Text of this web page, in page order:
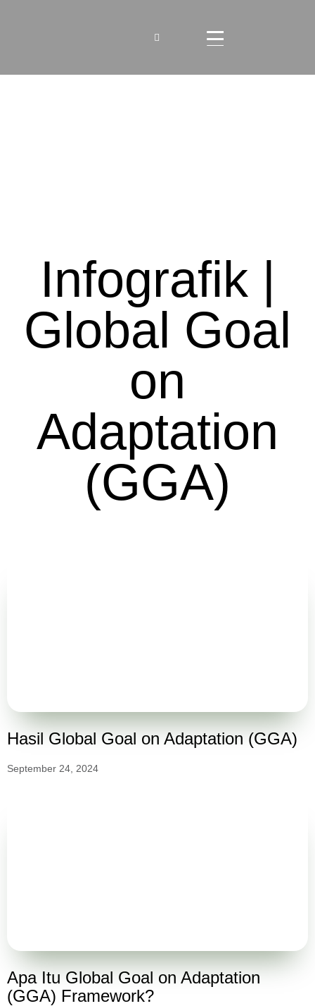
Infografik |
Global Goal
on
Adaptation
(GGA)
Hasil Global Goal on Adaptation (GGA)
September 24, 2024
Apa Itu Global Goal on Adaptation
(GGA) Framework?